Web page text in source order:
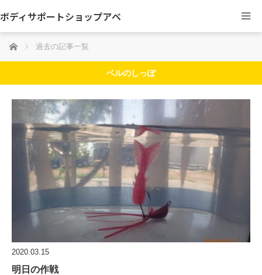
ボディサポートショップアベ
ホーム 過去の記事一覧
ベルのしっぽ
2020.03.15
明日の作戦